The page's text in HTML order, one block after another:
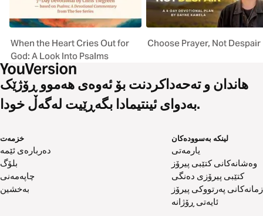
When the Heart Cries Out for
God: A Look Into Psalms
Choose Prayer, Not Despair
هاندان و تەحەداکردنت بۆ ئەوەی هەموو ڕۆژێک
بەدوای ئینتیمادا بگەڕێیت لەگەڵ خودا.
خزمەت
دەربارەی ئێمە
بلۆگ
چاپەمەنی
بەخشین
لینکە بەسوودەکان
یارمەتی
وەشانەکانی کتێبی پیرۆز
کتێبی پیرۆزی دەنگی
زمانەکانی پەرتووکی پیرۆز
ئایەتی ڕۆژانە